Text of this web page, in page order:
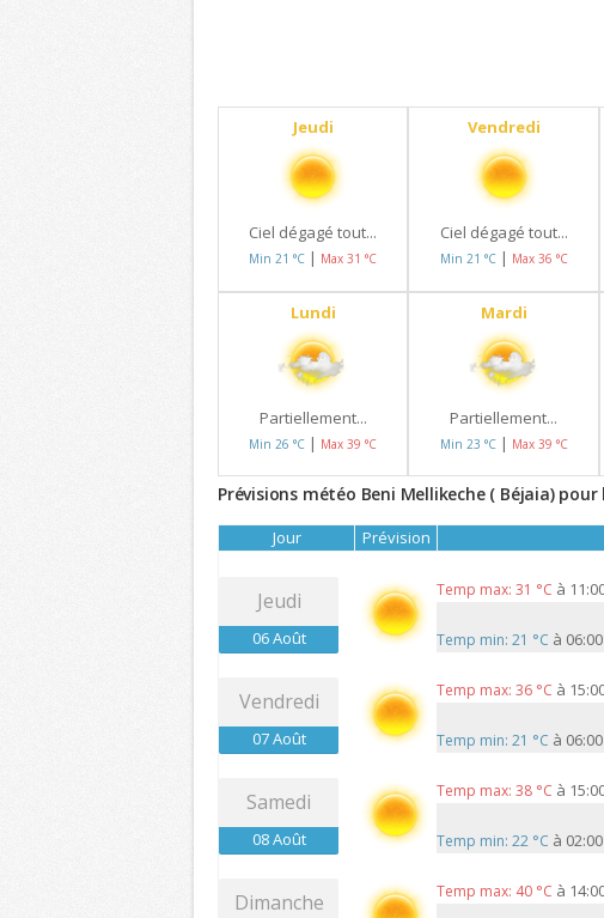
Jeudi
Ciel dégagé tout...
Min 21 °C | Max 31 °C
Vendredi
Ciel dégagé tout...
Min 21 °C | Max 36 °C
Lundi
Partiellement...
Min 26 °C | Max 39 °C
Mardi
Partiellement...
Min 23 °C | Max 39 °C
Prévisions météo Beni Mellikeche ( Béjaia)
Jour Prévision
Jeudi
06 Août
Temp max: 31 °C à
Temp min: 21 °C à
Vendredi
07 Août
Temp max: 36 °C à
Temp min: 21 °C à
Samedi
08 Août
Temp max: 38 °C à
Temp min: 22 °C à
Dimanche Temp max: 40 °C à